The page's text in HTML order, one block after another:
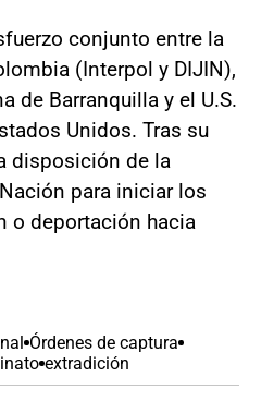
conjunto entre la
(Interpol y DIJIN),
de Barranquilla y el U.S.
Unidos. Tras su
disposición de la
para iniciar los
o deportación hacia
Órdenes de captura
extradición